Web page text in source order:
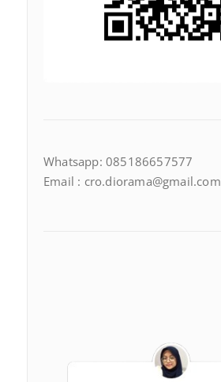
Whatsapp: 085186657577
Email : cro.diorama@gmail.com